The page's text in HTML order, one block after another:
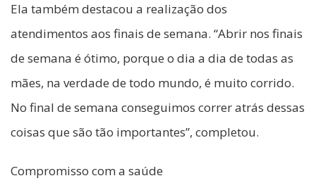
Ela também destacou a realização dos
atendimentos aos finais de semana. “Abrir nos finais
de semana é ótimo, porque o dia a dia de todas as
mães, na verdade de todo mundo, é muito corrido.
No final de semana conseguimos correr atrás dessas
coisas que são tão importantes”, completou.
Compromisso com a saúde